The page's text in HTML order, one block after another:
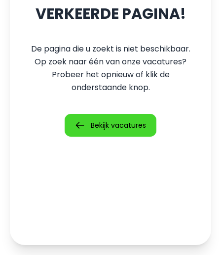
VERKEERDE PAGINA!
De pagina die u zoekt is niet beschikbaar.
Op zoek naar één van onze vacatures?
Probeer het opnieuw of klik de
onderstaande knop.
Bekijk vacatures